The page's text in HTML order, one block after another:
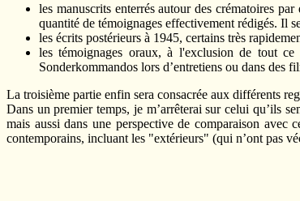
les manuscrits enterrés autour des crématoires
quantité de témoignages effectivement rédigés. Il
les écrits postérieurs à 1945, certains très
les témoignages oraux, à l'exclusion de tout
Sonderkommandos lors d’entretiens ou dans des
La troisième partie enfin sera consacrée aux différents
Dans un premier temps, je m’arrêterai sur celui qu’ils
mais aussi dans une perspective de comparaison avec
contemporains, incluant les "extérieurs" (qui n’ont pas